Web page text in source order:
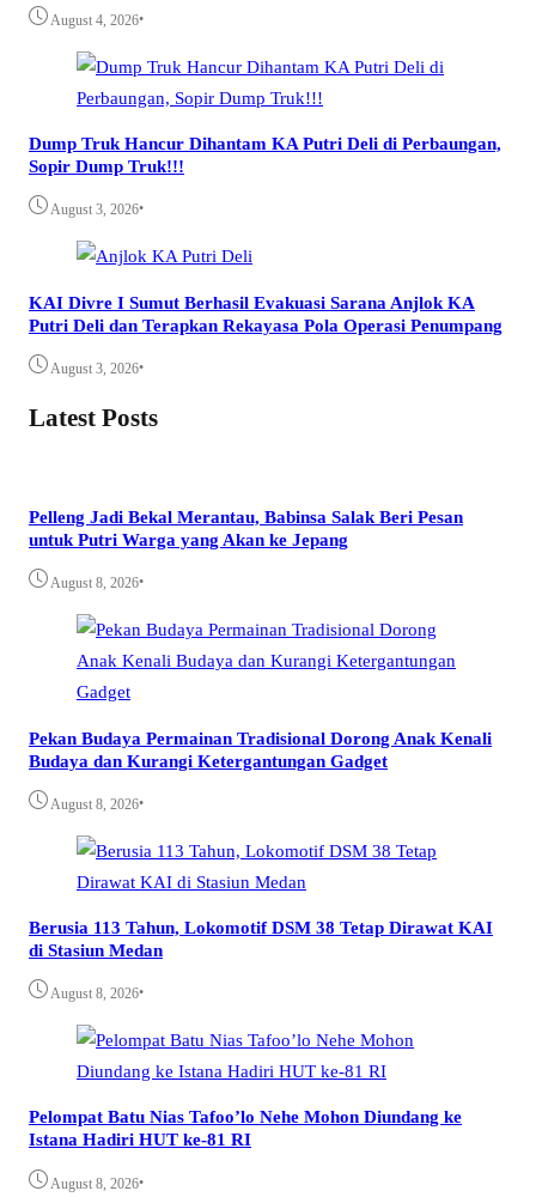
August 4, 2026•
Dump Truk Hancur Dihantam KA Putri Deli di Perbaungan,
Sopir Dump Truk!!!
August 3, 2026•
KAI Divre I Sumut Berhasil Evakuasi Sarana Anjlok KA
Putri Deli dan Terapkan Rekayasa Pola Operasi Penumpang
August 3, 2026•
Latest Posts
Pelleng Jadi Bekal Merantau, Babinsa Salak Beri Pesan
untuk Putri Warga yang Akan ke Jepang
August 8, 2026•
Pekan Budaya Permainan Tradisional Dorong Anak Kenali
Budaya dan Kurangi Ketergantungan Gadget
August 8, 2026•
Berusia 113 Tahun, Lokomotif DSM 38 Tetap Dirawat KAI
di Stasiun Medan
August 8, 2026•
Pelompat Batu Nias Tafoo’lo Nehe Mohon Diundang ke
Istana Hadiri HUT ke-81 RI
August 8, 2026•